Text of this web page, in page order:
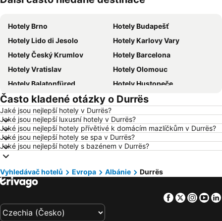
Hotely Brno
Hotely Budapešť
Hotely Lido di Jesolo
Hotely Karlovy Vary
Hotely Český Krumlov
Hotely Barcelona
Hotely Vratislav
Hotely Olomouc
Hotely Balatonfüred
Hotely Hustopeče
Hotely Vídeň
Hotely Hurghada
Hotely Bratislava
Hotely Třeboň
Hotely Málaga
Hotely Amsterdam
Hotely Ostrava
Hotely Lignano Sabbiadoro
Hotely Istrie
Hotely Wolfgangsee
Hotely Kréta
Hotely Slovinsko
Často kladené otázky o Durrës
Jaké jsou nejlepší hotely v Durrës?
Jaké jsou nejlepší luxusní hotely v Durrës?
Jaké jsou nejlepší hotely přívětivé k domácím mazlíčkům v Durrës?
Jaké jsou nejlepší hotely se spa v Durrës?
Jaké jsou nejlepší hotely s bazénem v Durrës?
Vyhledávač hotelů Evropa Albánie Durrës
Facebook
Twitter